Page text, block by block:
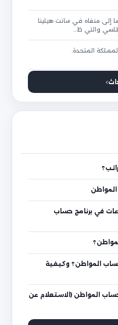
إلى منفاه في سانت هيلينا
والتي ظ…
المتحدة.
في برنامج حساب
المواطن؟ وكيفية
المواطن (الاستعلام عن